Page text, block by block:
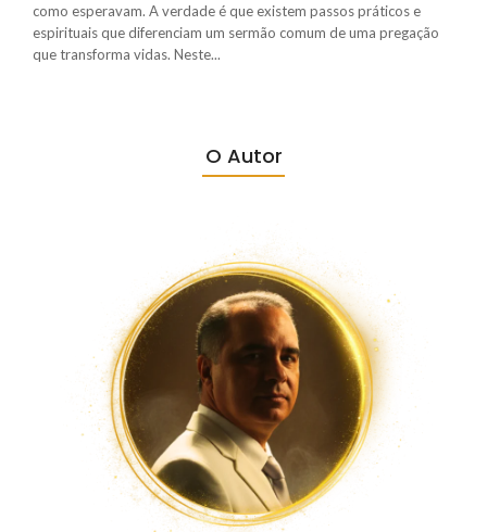
como esperavam. A verdade é que existem passos práticos e
espirituais que diferenciam um sermão comum de uma pregação
que transforma vidas. Neste...
O Autor